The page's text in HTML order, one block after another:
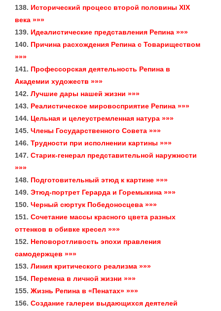
138. Исторический процесс второй половины XIX
века »»»
139. Идеалистические представления Репина »»»
140. Причина расхождения Репина с Товариществом
»»»
141. Профессорская деятельность Репина в
Академии художеств »»»
142. Лучшие дары нашей жизни »»»
143. Реалистическое мировосприятие Репина »»»
144. Цельная и целеустремленная натура »»»
145. Члены Государственного Совета »»»
146. Трудности при исполнении картины »»»
147. Старик-генерал представительной наружности
»»»
148. Подготовительный этюд к картине »»»
149. Этюд-портрет Герарда и Горемыкина »»»
150. Черный сюртук Победоносцева »»»
151. Сочетание массы красного цвета разных
оттенков в обивке кресел »»»
152. Неповоротливость эпохи правления
самодержцев »»»
153. Линия критического реализма »»»
154. Перемена в личной жизни »»»
155. Жизнь Репина в «Пенатах» »»»
156. Создание галереи выдающихся деятелей